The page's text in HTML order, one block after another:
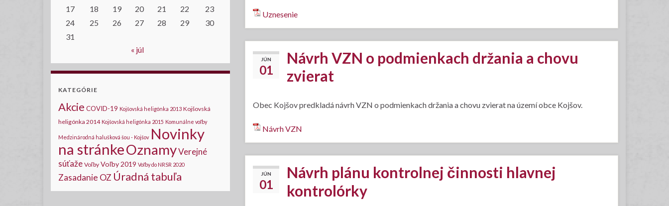
Uznesenie
JÚN
01
Návrh VZN o podmienkach držania a chovu
zvierat
Obec Kojšov predkladá návrh VZN o podmienkach držania a chovu zvierat na území obce Kojšov.
Návrh VZN
JÚN
01
Návrh plánu kontrolnej činnosti hlavnej
kontrolórky
17
18 19 20 21 22
23
24
25 26 27 28 29
30
31
« júl
KATEGÓRIE
Akcie COVID-19 Kojšovská heligónka 2013 Kojšovská
heligónka 2014 Kojšovská heligónka 2015 Komunálne voľby
Medzinárodná halušková šou - Kojšov Novinky
na stránkeOznamyVerejné
súťaže Voľby Voľby 2019 Voľby do NRSR 2020
Zasadanie OZ Úradná tabuľa